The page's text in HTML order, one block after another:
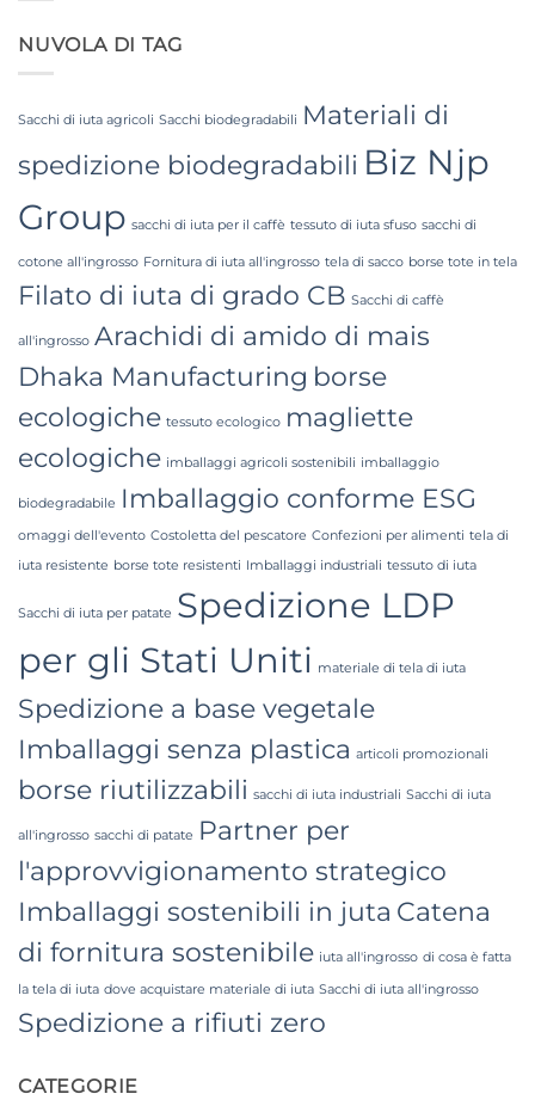
from
Supplier
Bangladesh
High-
NUVOLA DI TAG
Sacchi di iuta agricoli Sacchi biodegradabili Materiali di
spedizione biodegradabili Biz Njp
Group sacchi di iuta per il caffè tessuto di iuta sfuso sacchi di
cotone all'ingrosso Fornitura di iuta all'ingrosso tela di sacco borse tote in tela
Filato di iuta di grado CB Sacchi di caffè
all'ingrosso Arachidi di amido di mais
Dhaka Manufacturing borse
ecologiche tessuto ecologico magliette
ecologiche imballaggi agricoli sostenibili imballaggio
biodegradabile Imballaggio conforme ESG
omaggi dell'evento Costoletta del pescatore Confezioni per alimenti tela di
iuta resistente borse tote resistenti Imballaggi industriali tessuto di iuta
Sacchi di iuta per patate Spedizione LDP
per gli Stati Uniti materiale di tela di iuta
Spedizione a base vegetale
Imballaggi senza plastica articoli promozionali
borse riutilizzabili sacchi di iuta industriali Sacchi di iuta
all'ingrosso sacchi di patate Partner per
l'approvvigionamento strategico
Imballaggi sostenibili in juta Catena
di fornitura sostenibile iuta all'ingrosso di cosa è fatta
la tela di iuta dove acquistare materiale di iuta Sacchi di iuta all'ingrosso
Spedizione a rifiuti zero
CATEGORIE